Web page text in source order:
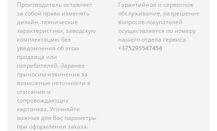
Производитель оставляет
за собой право изменять
дизайн, технические
характеристики, заводскую
комплектацию без
уведомления об этом
продавца или
потребителей. Заранее
приносим извинения за
возможные неточности в
описании и
сопровождающих
картинках. Уточняйте
важные для Вас параметры
при оформлении заказа.
Гарантийное и сервисное
обслуживание, разрешение
вопросов покупателей
осуществляется по номеру
нашего отдела сервиса
+375295547454